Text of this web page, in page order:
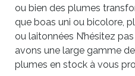
ou bien des plumes
que boas uni ou bicolore,
ou laitonnées N’hésitez
avons une large gamme
plumes en stock à vous